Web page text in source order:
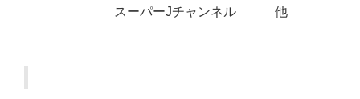
スーパーJチャンネル 他